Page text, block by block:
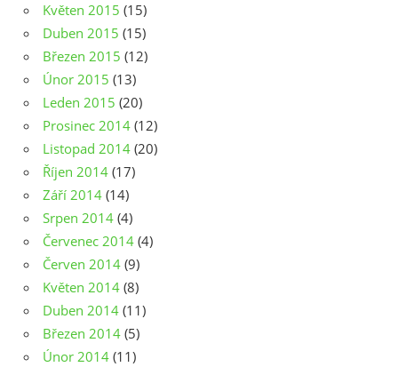
Květen 2015 (15)
Duben 2015 (15)
Březen 2015 (12)
Únor 2015 (13)
Leden 2015 (20)
Prosinec 2014 (12)
Listopad 2014 (20)
Říjen 2014 (17)
Září 2014 (14)
Srpen 2014 (4)
Červenec 2014 (4)
Červen 2014 (9)
Květen 2014 (8)
Duben 2014 (11)
Březen 2014 (5)
Únor 2014 (11)